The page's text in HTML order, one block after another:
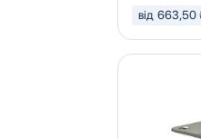
від 663,50